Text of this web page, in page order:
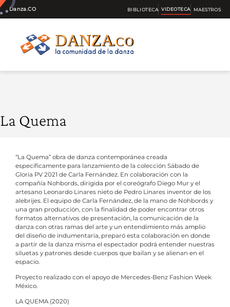
Danza.CO BIBLIOTECA VIDEOTECA MAESTROS
La Quema
“La Quema” obra de danza contemporánea creada
específicamente para lanzamiento de la colección Sábado de
Gloria PV 2021 de Carla Fernández. En colaboración con la
compañía Nohbords, dirigida por el coreógrafo Diego Mur y el
artesano Leonardo Linares nieto de Pedro Linares inventor de los
alebrijes. El equipo de Carla Fernández, de la mano de Nohbords y
una gran producción, con la finalidad de poder encontrar otros
formatos alternativos de presentación, la comunicación de la
danza con otras ramas del arte y un entendimiento más amplio
del diseño de indumentaria, preparó esta colaboración en donde
a partir de la danza misma el espectador podrá entender nuestras
siluetas y patrones desde cuerpos que bailan y se alienan en el
espacio.
Proyecto realizado con el apoyo de Mercedes-Benz Fashion Week
México.
LA QUEMA (2020)